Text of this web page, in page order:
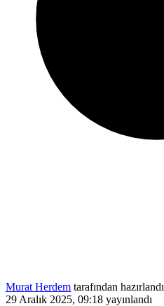
Murat Herdem tarafından hazırlandı
29 Aralık 2025, 09:18 yayınlandı